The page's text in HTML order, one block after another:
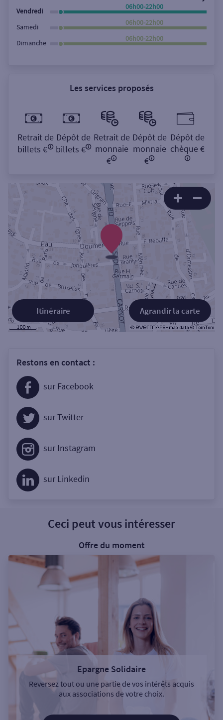
Vendredi
06h00-22h00
Samedi
06h00-22h00
Dimanche
06h00-22h00
Les services proposés
Retrait de
billets €
Dépôt de
billets €
Retrait de
monnaie
€
Dépôt de
monnaie
€
Dépôt de
chèque €
Agrandir la carte
Itinéraire
Restons en contact :
sur Facebook
sur Twitter
sur Instagram
sur Linkedin
Ceci peut vous intéresser
Offre du moment
Epargne Solidaire
Reversez tout ou une partie de vos intérêts acquis
aux associations de votre choix.